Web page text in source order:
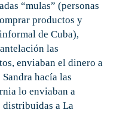
“mulas” (personas
productos y
de Cuba),
las
enviaban el dinero a
hacía las
lo enviaban a
distribuidas a La